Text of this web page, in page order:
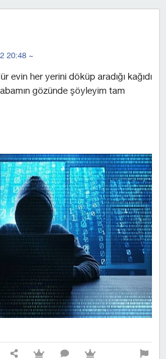
20:48 ~
evin her yerini döküp aradığı kağıdı
gözünde şöyleyim tam